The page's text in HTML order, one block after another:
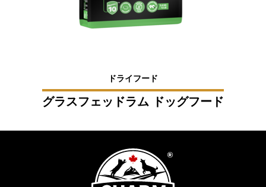
ドライフード
グラスフェッドラム ドッグフード